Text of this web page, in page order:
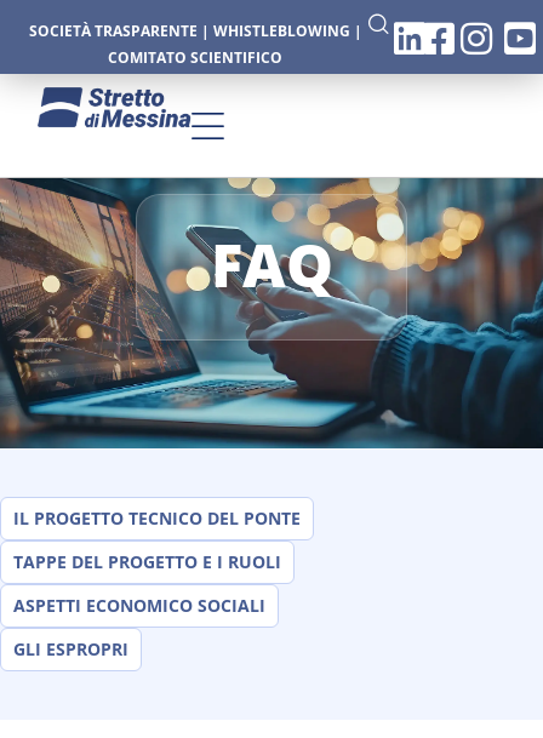
SOCIETÀ TRASPARENTE | WHISTLEBLOWING |
COMITATO SCIENTIFICO
FAQ
IL PROGETTO TECNICO DEL PONTE
TAPPE DEL PROGETTO E I RUOLI
ASPETTI ECONOMICO SOCIALI
GLI ESPROPRI